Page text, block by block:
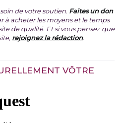
de votre soutien. Faites un don
à acheter les moyens et le temps
de qualité. Et si vous pensez que
rejoignez la rédaction.
VÔTRE